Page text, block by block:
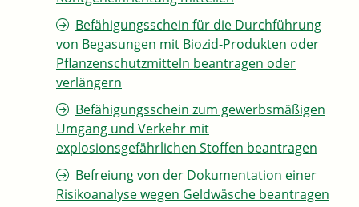
Befähigungsschein für die Durchführung
von Begasungen mit Biozid-Produkten oder
Pflanzenschutzmitteln beantragen oder
verlängern
Befähigungsschein zum gewerbsmäßigen
Umgang und Verkehr mit
explosionsgefährlichen Stoffen beantragen
Befreiung von der Dokumentation einer
Risikoanalyse wegen Geldwäsche beantragen